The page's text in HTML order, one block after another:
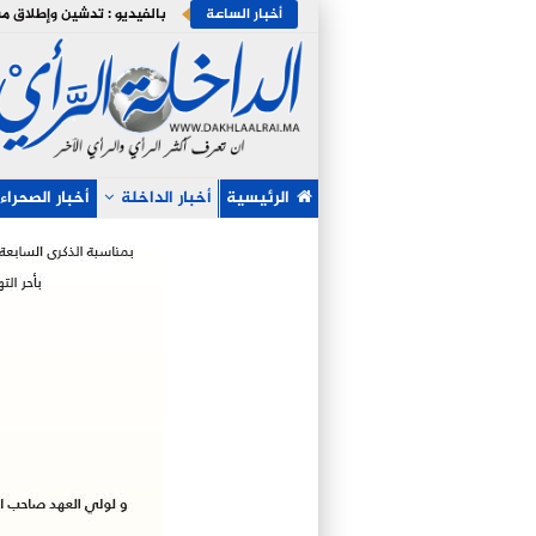
أخبار الساعة
الرئيسية أخبار الداخلة أخبار الصحراء